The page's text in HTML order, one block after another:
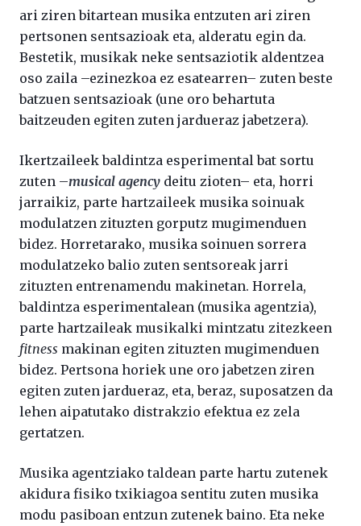
ari ziren bitartean musika entzuten ari ziren
pertsonen sentsazioak eta, alderatu egin da.
Bestetik, musikak neke sentsaziotik aldentzea
oso zaila –ezinezkoa ez esatearren– zuten beste
batzuen sentsazioak (une oro behartuta
baitzeuden egiten zuten jardueraz jabetzera).
Ikertzaileek baldintza esperimental bat sortu
zuten –musical agency deitu zioten– eta, horri
jarraikiz, parte hartzaileek musika soinuak
modulatzen zituzten gorputz mugimenduen
bidez. Horretarako, musika soinuen sorrera
modulatzeko balio zuten sentsoreak jarri
zituzten entrenamendu makinetan. Horrela,
baldintza esperimentalean (musika agentzia),
parte hartzaileak musikalki mintzatu zitezkeen
fitness makinan egiten zituzten mugimenduen
bidez. Pertsona horiek une oro jabetzen ziren
egiten zuten jardueraz, eta, beraz, suposatzen da
lehen aipatutako distrakzio efektua ez zela
gertatzen.
Musika agentziako taldean parte hartu zutenek
akidura fisiko txikiagoa sentitu zuten musika
modu pasiboan entzun zutenek baino. Eta neke